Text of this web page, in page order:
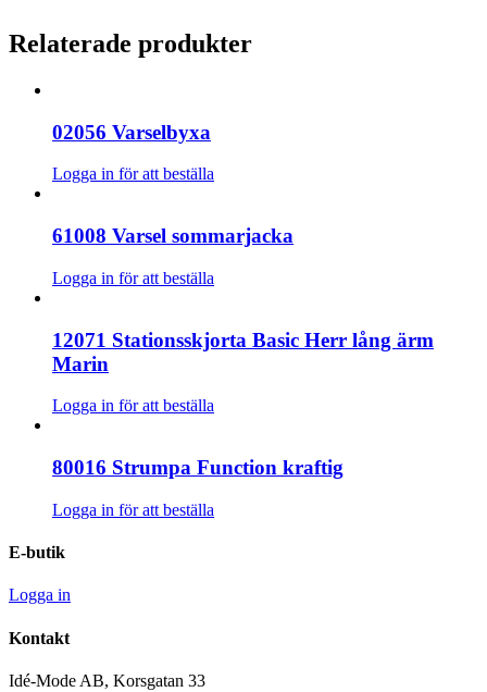
Relaterade produkter
02056 Varselbyxa
Logga in för att beställa
61008 Varsel sommarjacka
Logga in för att beställa
12071 Stationsskjorta Basic Herr lång ärm
Marin
Logga in för att beställa
80016 Strumpa Function kraftig
Logga in för att beställa
E-butik
Logga in
Kontakt
Idé-Mode AB, Korsgatan 33